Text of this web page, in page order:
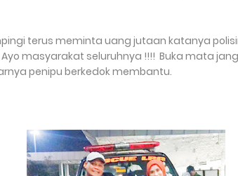
terus meminta uang jutaan katanya
masyarakat seluruhnya !!!! Buka mata
penipu berkedok membantu.